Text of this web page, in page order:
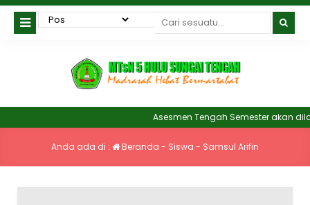
Asesmen Tengah Semester akan
Anda ada di : Beranda - Siswa - Samsul Arifin